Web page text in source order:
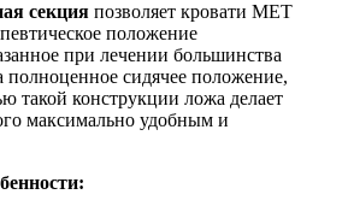
секция позволяет кровати MET
положение
при лечении большинства
полноценное сидячее положение,
такой конструкции ложа делает
максимально удобным и